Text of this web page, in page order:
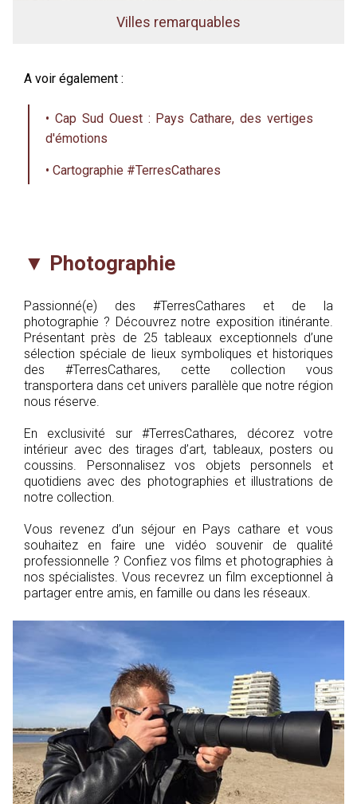
Villes remarquables
A voir également :
• Cap Sud Ouest : Pays Cathare, des vertiges
d'émotions
• Cartographie #TerresCathares
▼ Photographie
Passionné(e) des #TerresCathares et de la
photographie ? Découvrez notre exposition itinérante.
Présentant près de 25 tableaux exceptionnels d’une
sélection spéciale de lieux symboliques et historiques
des #TerresCathares, cette collection vous
transportera dans cet univers parallèle que notre région
nous réserve.
En exclusivité sur #TerresCathares, décorez votre
intérieur avec des tirages d’art, tableaux, posters ou
coussins. Personnalisez vos objets personnels et
quotidiens avec des photographies et illustrations de
notre collection.
Vous revenez d’un séjour en Pays cathare et vous
souhaitez en faire une vidéo souvenir de qualité
professionnelle ? Confiez vos films et photographies à
nos spécialistes. Vous recevrez un film exceptionnel à
partager entre amis, en famille ou dans les réseaux.